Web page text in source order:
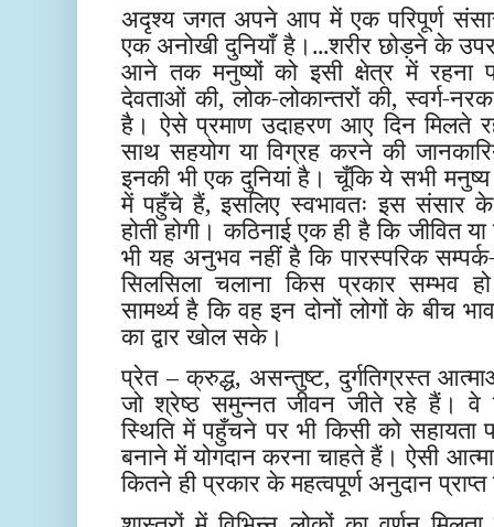
अदृश्य जगत अपने आप में एक परिपूर्ण संसार
एक अनोखी दुनियाँ है।...शरीर छोड़ने के
आने तक मनुष्यों को इसी क्षेत्र में रहना
देवताओं की, लोक-लोकान्तरों की, स्वर्ग-नरक
है। ऐसे प्रमाण उदाहरण आए दिन मिलते
साथ सहयोग या विग्रह करने की
इनकी भी एक दुनियां है। चूँकि ये सभी
में पहुँचे हैं, इसलिए स्वभावतः इस संसार
होती होगी। कठिनाई एक ही है कि जीवित
भी यह अनुभव नहीं है कि पारस्परिक
सिलसिला चलाना किस प्रकार सम्भव
सामर्थ्य है कि वह इन दोनों लोगों के बीच
का द्वार खोल सके।
प्रेत – क्रुद्ध, असन्तुष्ट, दुर्गतिग्रस्त
जो श्रेष्ठ समुन्नत जीवन जीते रहे हैं। वे
स्थिति में पहुँचने पर भी किसी को सहायता
बनाने में योगदान करना चाहते हैं। ऐसी
कितने ही प्रकार के महत्वपूर्ण अनुदान